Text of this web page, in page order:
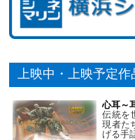
上映中・上映予定作
心耳～
伝統を
現者た
げる手